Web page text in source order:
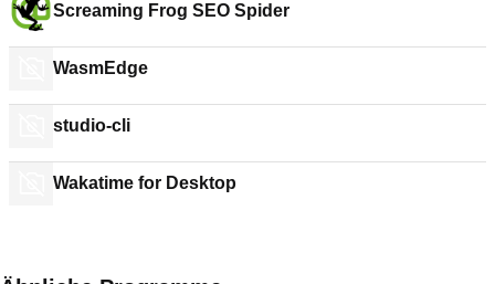
Screaming Frog SEO Spider
WasmEdge
studio-cli
Wakatime for Desktop